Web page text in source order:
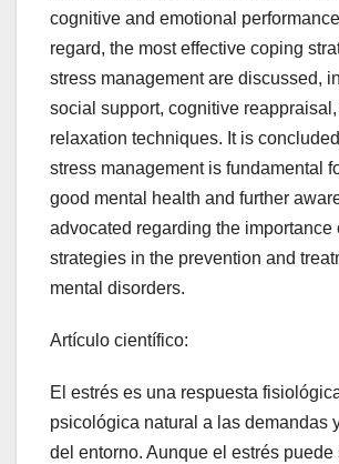
cognitive and emotional
regard, the most effective coping
stress management are discussed,
social support, cognitive reappraisal,
relaxation techniques. It is
stress management is fundamental
good mental health and further
advocated regarding the importance
strategies in the prevention and
mental disorders.
Artículo científico:
El estrés es una respuesta
psicológica natural a las demandas
del entorno. Aunque el estrés puede